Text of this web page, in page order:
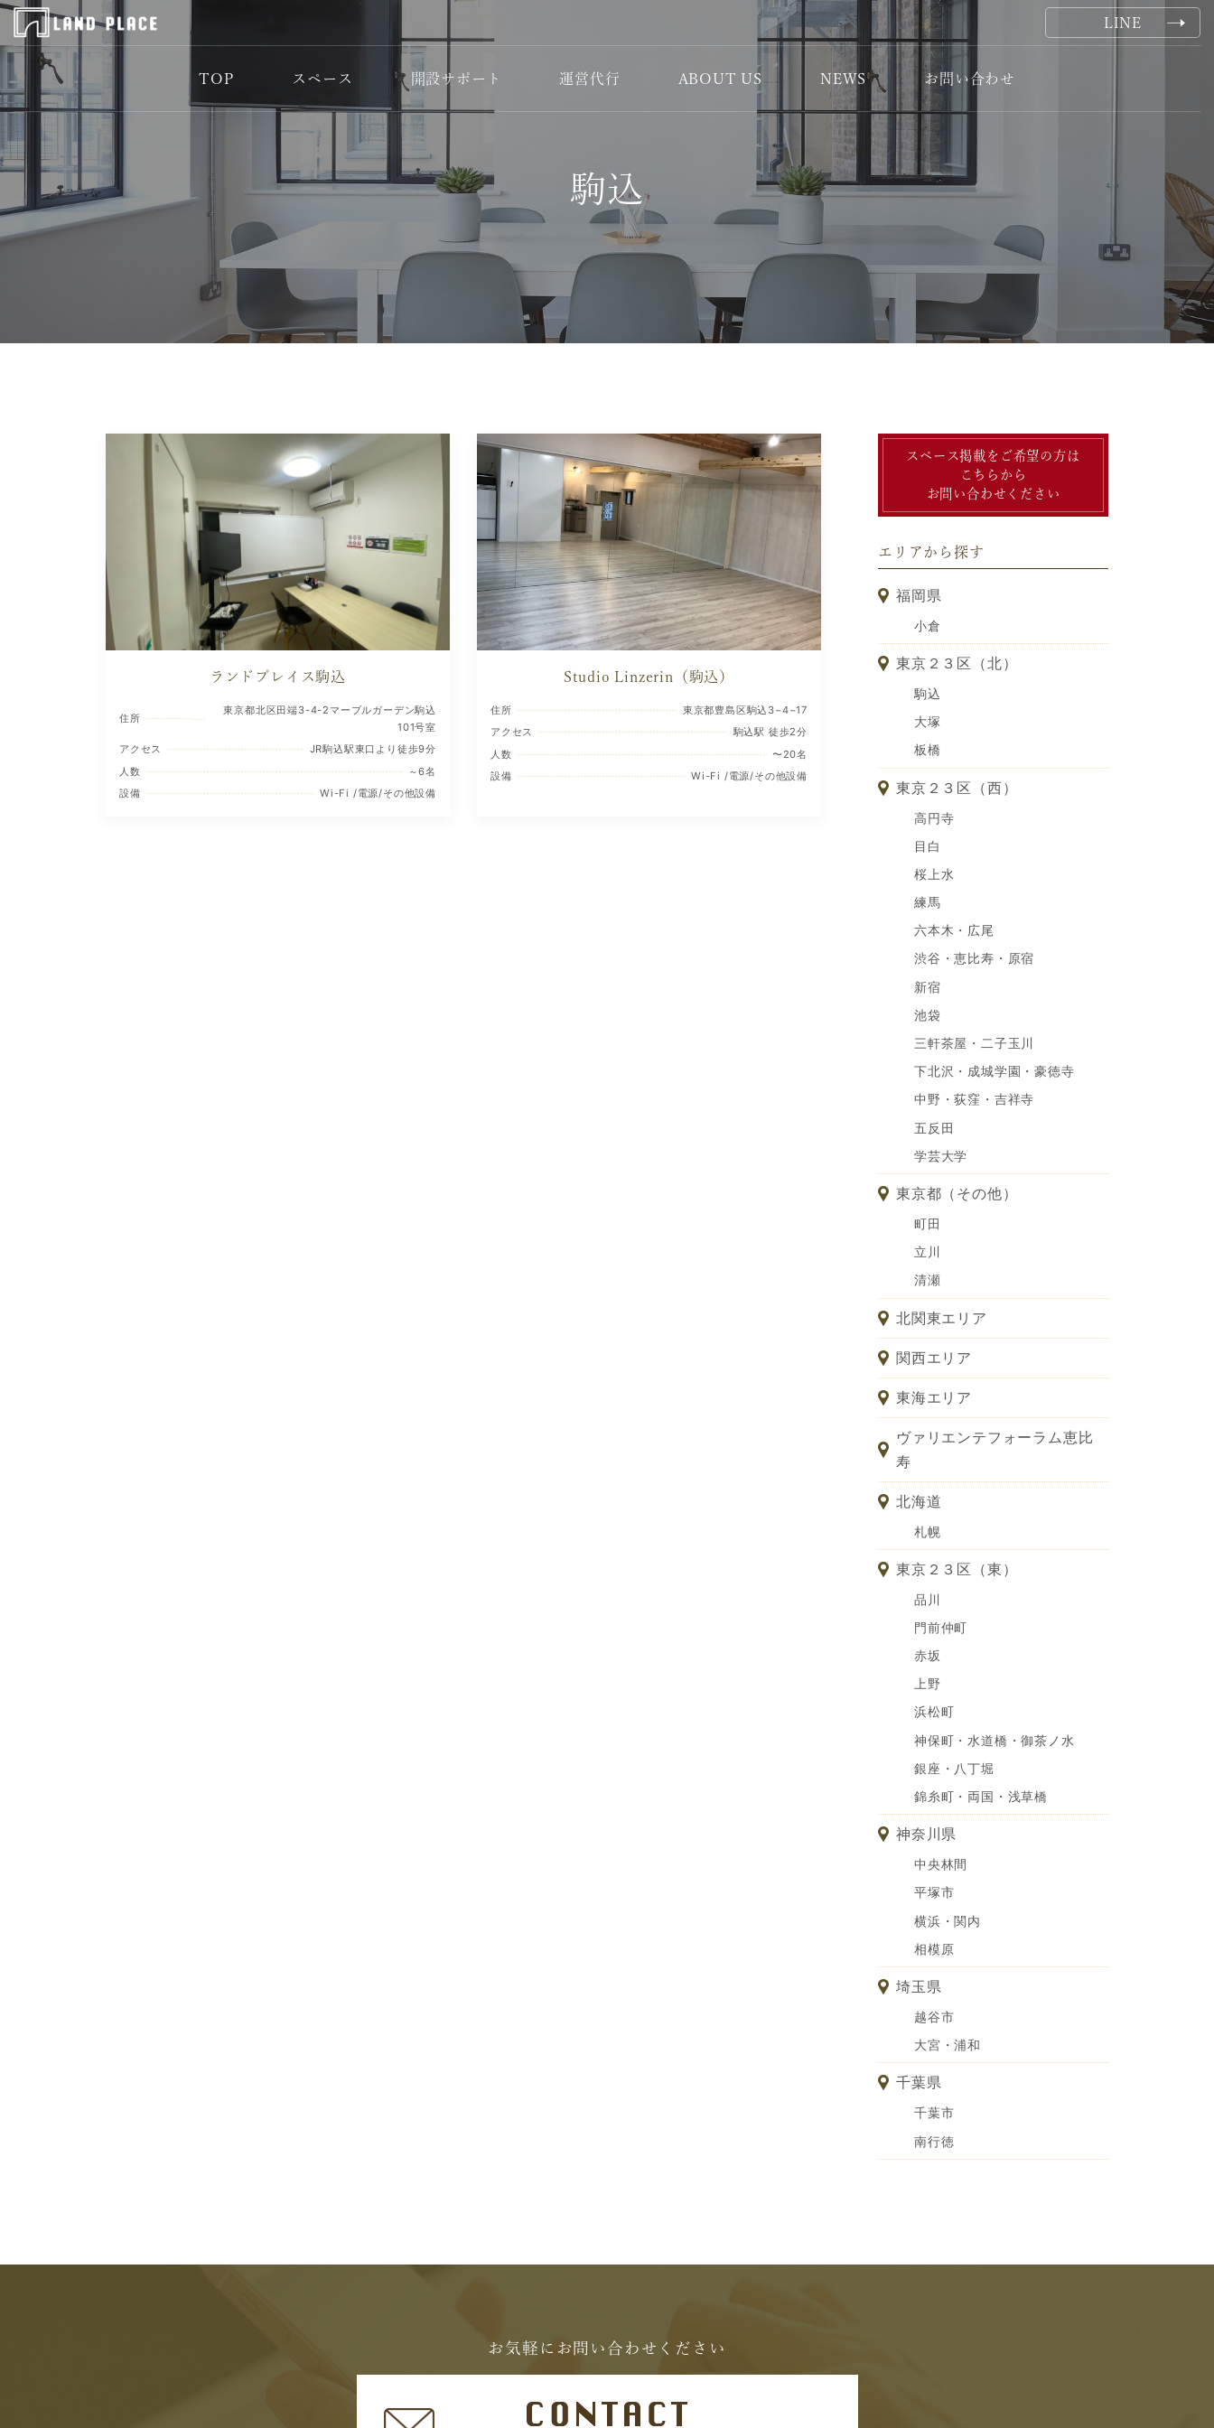
LINE
TOP スペース 開設サポート 運営代行 ABOUT US NEWS お問い合わせ
駒込
ランドプレイス駒込
住所
東京都北区田端3-4-2マーブルガーデン駒込
101号室
アクセス
JR駒込駅東口より徒歩9分
人数
～6名
設備
Wi-Fi /電源/その他設備
Studio Linzerin（駒込）
住所
東京都豊島区駒込3−4−17
アクセス
駒込駅 徒歩2分
人数
〜20名
設備
Wi-Fi /電源/その他設備
スペース掲載をご希望の方は
こちらから
お問い合わせください
エリアから探す
福岡県
小倉
東京２３区（北）
駒込
大塚
板橋
東京２３区（西）
高円寺
目白
桜上水
練馬
六本木・広尾
渋谷・恵比寿・原宿
新宿
池袋
三軒茶屋・二子玉川
下北沢・成城学園・豪徳寺
中野・荻窪・吉祥寺
五反田
学芸大学
東京都（その他）
町田
立川
清瀬
北関東エリア
関西エリア
東海エリア
ヴァリエンテフォーラム恵比
寿
北海道
札幌
東京２３区（東）
品川
門前仲町
赤坂
上野
浜松町
神保町・水道橋・御茶ノ水
銀座・八丁堀
錦糸町・両国・浅草橋
神奈川県
中央林間
平塚市
横浜・関内
相模原
埼玉県
越谷市
大宮・浦和
千葉県
千葉市
南行徳
お気軽にお問い合わせください